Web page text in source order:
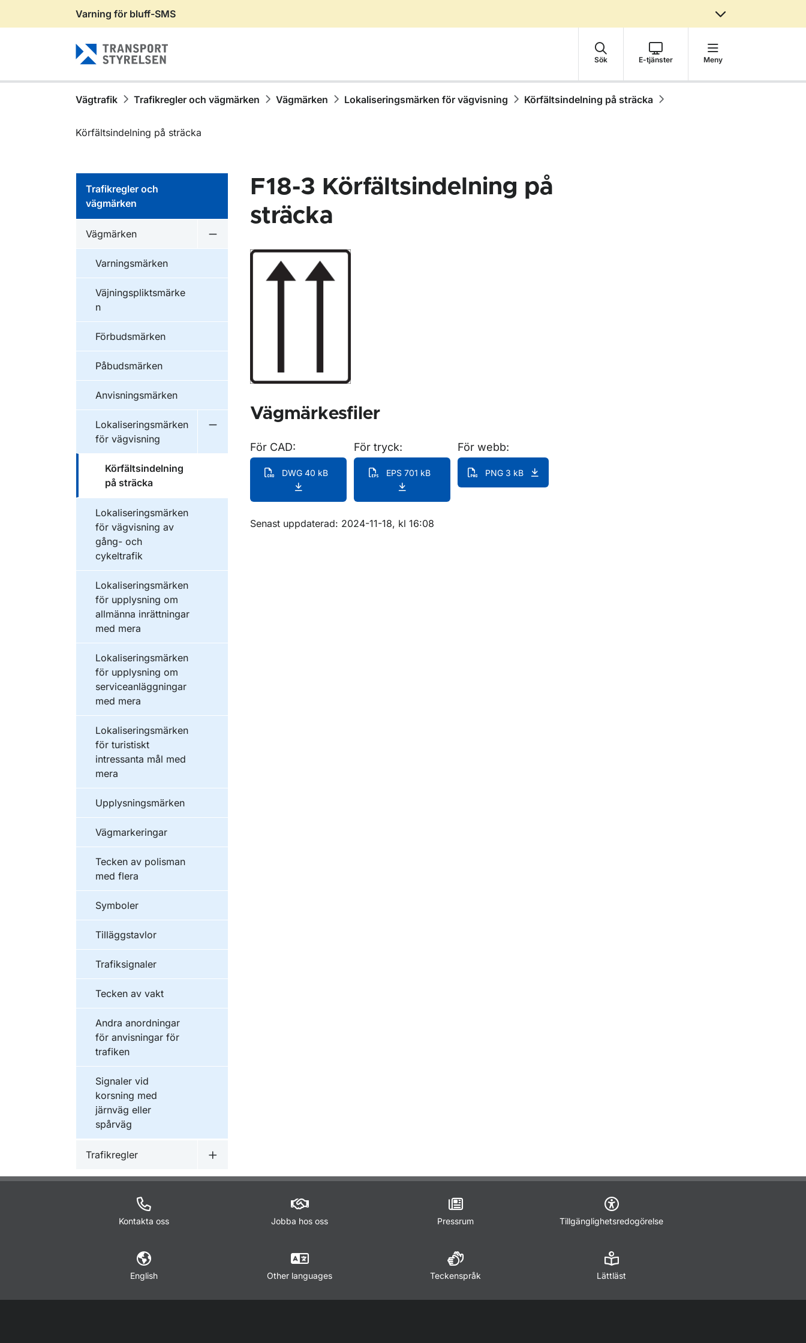
Gå till sidans innehåll
Varning för bluff-SMS
Sök E-tjänster Meny
Vägtrafik Trafikregler och vägmärken Vägmärken Lokaliseringsmärken för vägvisning Körfältsindelning på sträcka
Körfältsindelning på sträcka
Trafikregler och
vägmärken
Vägmärken
Varningsmärken
Väjningspliktsmärke
n
Förbudsmärken
Påbudsmärken
Anvisningsmärken
Lokaliseringsmärken
för vägvisning
Körfältsindelning
på sträcka
Lokaliseringsmärken
för vägvisning av
gång- och
cykeltrafik
Lokaliseringsmärken
för upplysning om
allmänna inrättningar
med mera
Lokaliseringsmärken
för upplysning om
serviceanläggningar
med mera
Lokaliseringsmärken
för turistiskt
intressanta mål med
mera
Upplysningsmärken
Vägmarkeringar
Tecken av polisman
med flera
Symboler
Tilläggstavlor
Trafiksignaler
Tecken av vakt
Andra anordningar
för anvisningar för
trafiken
Signaler vid
korsning med
järnväg eller
spårväg
Trafikregler
Undermeny för Trafikregler
F18-3 Körfältsindelning på
sträcka
Vägmärkesfiler
För CAD:
DWG 40 kB
För tryck:
EPS 701 kB
För webb:
PNG 3 kB
Om sidan
Senast uppdaterad: 2024-11-18, kl 16:08
Kontakta oss Jobba hos oss Pressrum Tillgänglighetsredogörelse
English Other languages Teckenspråk Lättläst